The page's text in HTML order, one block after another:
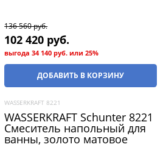
136 560 руб.
102 420 руб.
выгода34 140 руб. или25%
ДОБАВИТЬ В КОРЗИНУ
WASSERKRAFT 8221
WASSERKRAFT Schunter 8221
Смеситель напольный для
ванны, золото матовое